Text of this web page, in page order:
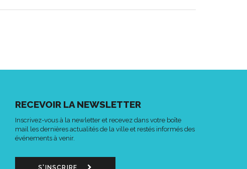
RECEVOIR LA NEWSLETTER
Inscrivez-vous à la newletter et recevez dans votre boîte
mail les dernières actualités de la ville et restés informés des
événements à venir.
S'INSCRIRE